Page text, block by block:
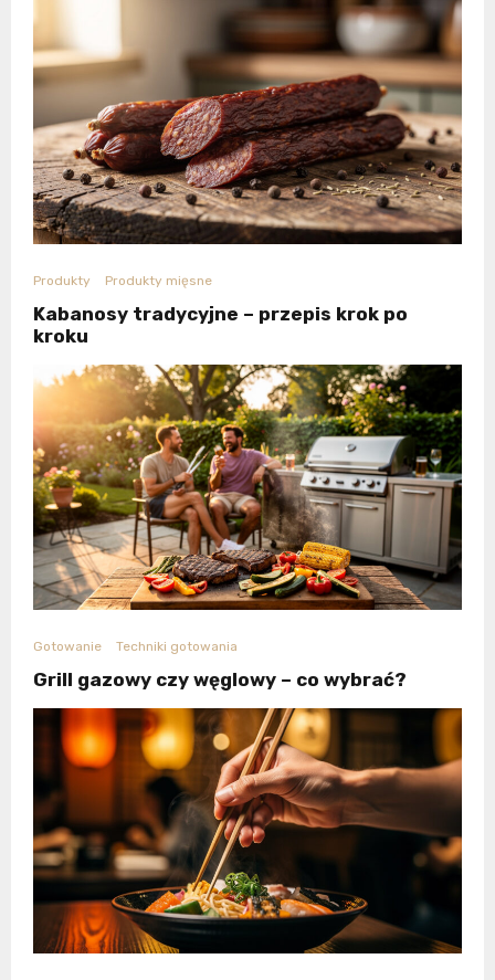
Produkty Produkty mięsne
Kabanosy tradycyjne – przepis krok po
kroku
Gotowanie Techniki gotowania
Grill gazowy czy węglowy – co wybrać?